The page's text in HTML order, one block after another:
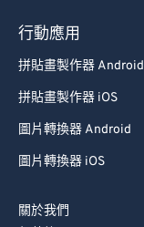
行動應用
拼貼畫製作器 Android
拼貼畫製作器 iOS
圖片轉換器 Android
圖片轉換器 iOS
關於我們